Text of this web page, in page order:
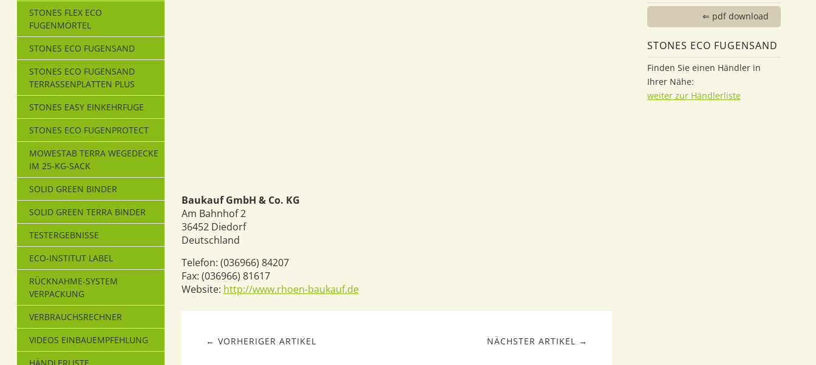
STONES FLEX ECO
FUGENMÖRTEL
STONES ECO FUGENSAND
STONES ECO FUGENSAND
TERRASSENPLATTEN PLUS
STONES EASY EINKEHRFUGE
STONES ECO FUGENPROTECT
MOWESTAB TERRA WEGEDECKE
IM 25-KG-SACK
SOLID GREEN BINDER
SOLID GREEN TERRA BINDER
TESTERGEBNISSE
ECO-INSTITUT LABEL
RÜCKNAHME-SYSTEM
VERPACKUNG
VERBRAUCHSRECHNER
VIDEOS EINBAUEMPFEHLUNG
Baukauf GmbH & Co. KG
Am Bahnhof 2
36452 Diedorf
Deutschland
Telefon: (036966) 84207
Fax: (036966) 81617
Website: http://www.rhoen-baukauf.de
NÄCHSTER ARTIKEL →
← VORHERIGER ARTIKEL
⇐ pdf download
STONES ECO FUGENSAND
Finden Sie einen Händler in
Ihrer Nähe:
weiter zur Händlerliste